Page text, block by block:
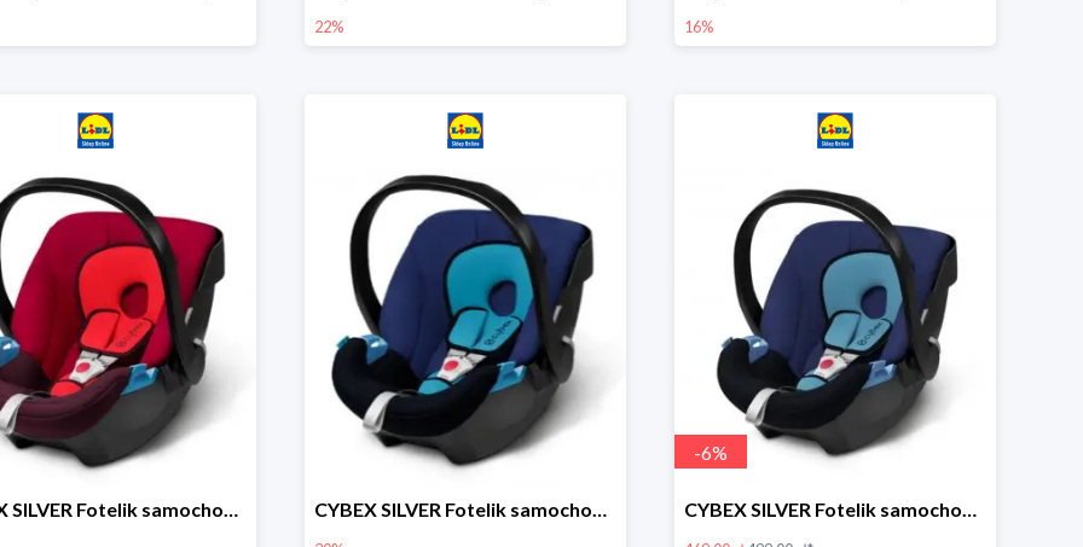
22% 16%
CYBEX SILVER Fotelik samochodowy CYBEX SILVER Fotelik samochodowy -30%
-6%
CYBEX SILVER Fotelik samochodowy + dostawa gratis!